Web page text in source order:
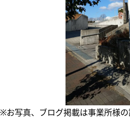
※お写真、ブログ掲載は事業所様